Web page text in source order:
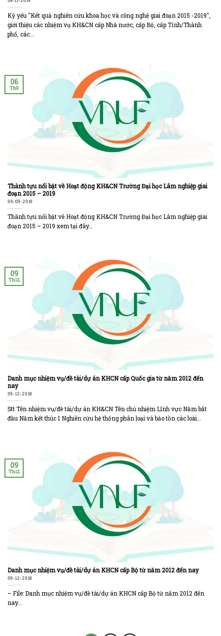
Kỷ yếu "Kết quả nghiên cứu khoa học và công nghệ giai đoạn 2015 -2019",
giới thiệu các nhiệm vụ KH&CN cấp Nhà nước, cấp Bộ, cấp Tỉnh/Thành
phố, các...
Thành tựu nổi bật về Hoạt động KH&CN Trường Đại học Lâm nghiệp giai
đoạn 2015 – 2019
06-09-2019
Thành tựu nổi bật về Hoạt động KH&CN Trường Đại học Lâm nghiệp giai
đoạn 2015 – 2019 xem tại đây...
06
Th9
Danh mục nhiệm vụ/đề tài/dự án KHCN cấp Quốc gia từ năm 2012 đến
nay
09-12-2018
Stt Tên nhiệm vụ/đề tài/dự án KH&CN Tên chủ nhiệm Lĩnh vực Năm bắt
đầu Năm kết thúc 1 Nghiên cứu hệ thống phân loại và bảo tồn các loài...
09
Th12
Danh mục nhiệm vụ/đề tài/dự án KHCN cấp Bộ từ năm 2012 đến nay
09-12-2018
– File: Danh mục nhiệm vụ/đề tài/dự án KHCN cấp Bộ từ năm 2012 đến
nay...
09
Th12